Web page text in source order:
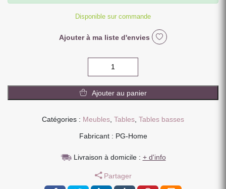
Disponible sur commande
Ajouter à ma liste d'envies
DE
MILAN
PLATEAUX
MARBRE
ET
Ajouter au panier
Catégories : Meubles, Tables, Tables basses
Fabricant : PG-Home
Livraison à domicile : + d'info
Partager